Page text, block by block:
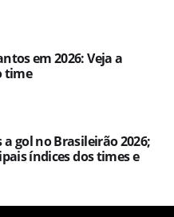
em 2026: Veja a
time
gol no Brasileirão 2026;
índices dos times e